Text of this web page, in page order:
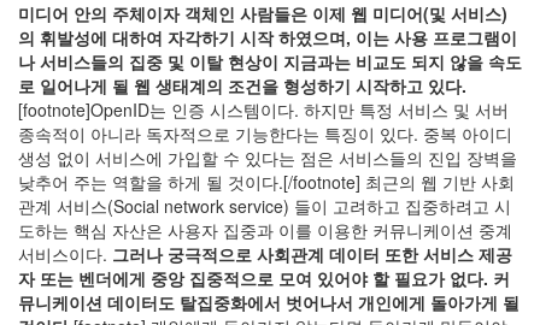
미디어 안의 주체이자 객체인 사람들은 이제 웹 미디어(및 서비스)
의 휘발성에 대하여 자각하기 시작 하였으며, 이는 사용 프로그램이
나 서비스들의 집중 및 이탈 현상이 지금과는 비교도 되지 않을 속도
로 일어나게 될 웹 생태계의 조건을 형성하기 시작하고 있다.
[footnote]OpenID는 인증 시스템이다. 하지만 특정 서비스 및 서버
종속적이 아니라 독자적으로 기능한다는 특징이 있다. 중복 아이디
생성 없이 서비스에 가입할 수 있다는 점은 서비스들의 진입 장벽을
낮추어 주는 역할을 하게 될 것이다.[/footnote] 최근의 웹 기반 사회
관계 서비스(Social network service) 들이 고려하고 집중하려고 시
도하는 핵심 자산은 사용자 집중과 이를 이용한 커뮤니케이션 중계
서비스이다. 그러나 궁극적으로 사회관계 데이터 또한 서비스 제공
자 또는 벤더에게 중앙 집중적으로 모여 있어야 할 필요가 없다. 커
뮤니케이션 데이터도 탈집중화에서 벗어나서 개인에게 돌아가게 될
미
래
개
발
랜
스
리
학